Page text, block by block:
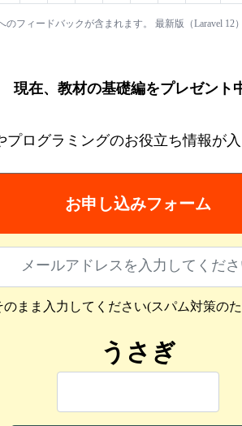
のフィードバックが含まれます。 最新版（Laravel 12
現在、教材の基礎編をプレゼント
プログラミングのお役立ち情報が
お申し込みフォーム
のまま入力してください(スパム対策の
うさぎ